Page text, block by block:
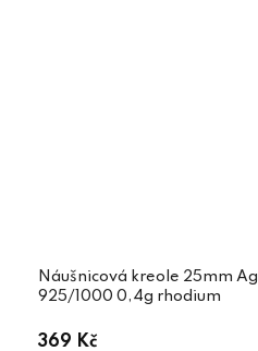
Náušnicová kreole 25mm Ag
925/1000 0,4g rhodium
369 Kč